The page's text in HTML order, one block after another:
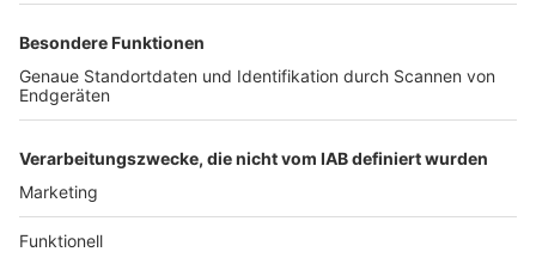
News
Lokales